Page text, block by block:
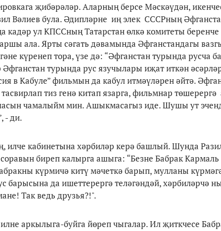
җибәрәләр. Аларның берсе Мәскәүдән,
Вәлиев була. Әдипләрне иң элек СССРның
кадәр ул КПССның Татарстан өлкә комитеты беренче
ала. Ярты сәгать дәвамында Әфганстандагы
күренеп тора, үзе дә: “Әфганстан турында русча
турында рус язучылары иҗат иткән
в Кабуле” фильмын да кабул итмәүләрен әйтә.
тиз генә китап язарга, фильмнар
чамалыйм мин. Ашыкмасагыз иде. Шушы ут
- ди.
илче кабинетына хәрбиләр керә башлый. Шунда
биреп калырга ашыга: “Безне Бабрак Кармаль
күрмичә китү мәчеткә барып, мулланы
барысына да ишеттерергә теләгәндәй, хәрбиләрчә
Так ведь друзья?!".
аркылыга-буйга йөреп чыгалар. Ил җиткчесе